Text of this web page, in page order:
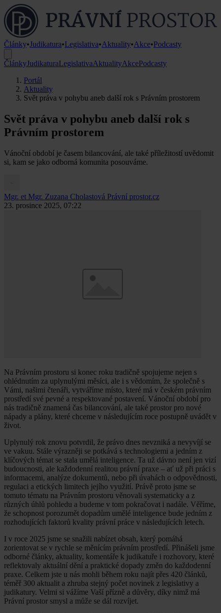
Články•Judikatura•Legislativa•Aktuality•Akce•Podcasty
ČlánkyJudikaturaLegislativaAktualityAkcePodcasty
Portál
Aktuality
Svět práva v pohybu aneb další rok s Právním prostorem
Svět práva v pohybu aneb další rok s
Právním prostorem
Vánoční období je časem bilancování, ale také příležitostí uvědomit
si, kam se jako odborná komunita posouváme.
Mgr. et Mgr. Zuzana Cholastová Právní prostor.cz
23. prosince 2025, 07:22
Na Právním prostoru si konec roku tradičně spojujeme nejen s
ohlédnutím za uplynulými měsíci, ale i s vědomím, že společně s
Vámi, našimi čtenáři, vytváříme místo, které má v českém právním
prostředí své pevné a respektované postavení. Vánoční období pro
nás tradičně znamená čas bilancování, ale také prostor pro nové
nápady a plány, které chceme v následujícím roce postupně uvádět v
život.
Uplynulý rok znovu potvrdil, že právo dnes nevzniká a nevyvíjí se
ve vakuu. Stále výrazněji se potkává s technologiemi a jedním z
klíčových témat se stala umělá inteligence. Ta už dávno není jen vizí
budoucnosti, ale každodenní realitou právní praxe – ať už při práci s
informacemi, analýze dokumentů, nebo při úvahách o odpovědnosti,
regulaci a etických limitech jejího využití. Právě proto jsme se
tomuto tématu na Právním prostoru věnovali systematicky a z
různých úhlů pohledu a budeme v tom pokračovat i nadále. Věříme,
že schopnost porozumět dopadům umělé inteligence bude jedním z
rozhodujících faktorů kvality právní práce v následujících letech.
I v roce 2025 jsme se snažili nabízet obsah, který pomáhá
zorientovat se v rychle se měnícím právním prostředí. Přinášeli jsme
odborné články, aktuality, komentáře k judikatuře i rozhovory, které
reflektovaly aktuální dění a praktické dopady změn do každodenní
praxe. Celkem jste u nás mohli během roku najít přes 420 článků,
téměř 300 aktualit a zhruba stejný počet novinek z legislativy a
judikatury. Velmi si vážíme Vaší přízně a důvěry, díky nimž má
Právní prostor smysl a může se dál rozvíjet.